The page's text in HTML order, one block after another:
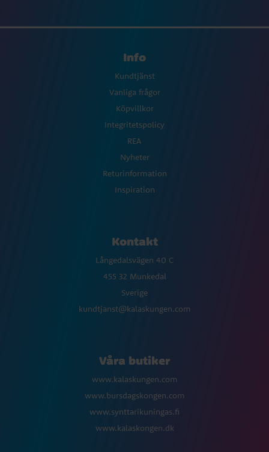
Info
Kundtjänst
Vanliga frågor
Köpvillkor
Integritetspolicy
REA
Nyheter
Returinformation
Inspiration
Kontakt
Långedalsvägen 40 C
455 32 Munkedal
Sverige
kundtjanst@kalaskungen.com
Våra butiker
www.kalaskungen.com
www.bursdagskongen.com
www.synttarikuningas.fi
www.kalaskongen.dk